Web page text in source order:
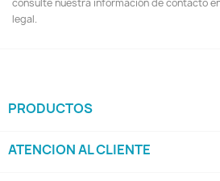
consulte nuestra información de contacto
legal.
PRODUCTOS
ATENCION AL CLIENTE